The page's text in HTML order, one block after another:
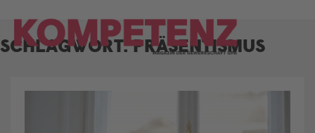
content
SCHLAGWORT:PRÄSENTISMUS